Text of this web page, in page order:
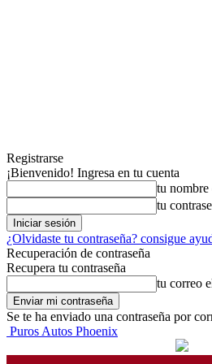
Registrarse
¡Bienvenido! Ingresa en tu cuenta
tu nombre
tu
¿Olvidaste tu contraseña? consigue
Recuperación de contraseña
Recupera tu contraseña
tu correo
Se te ha enviado una contraseña por
Puros Autos Phoenix